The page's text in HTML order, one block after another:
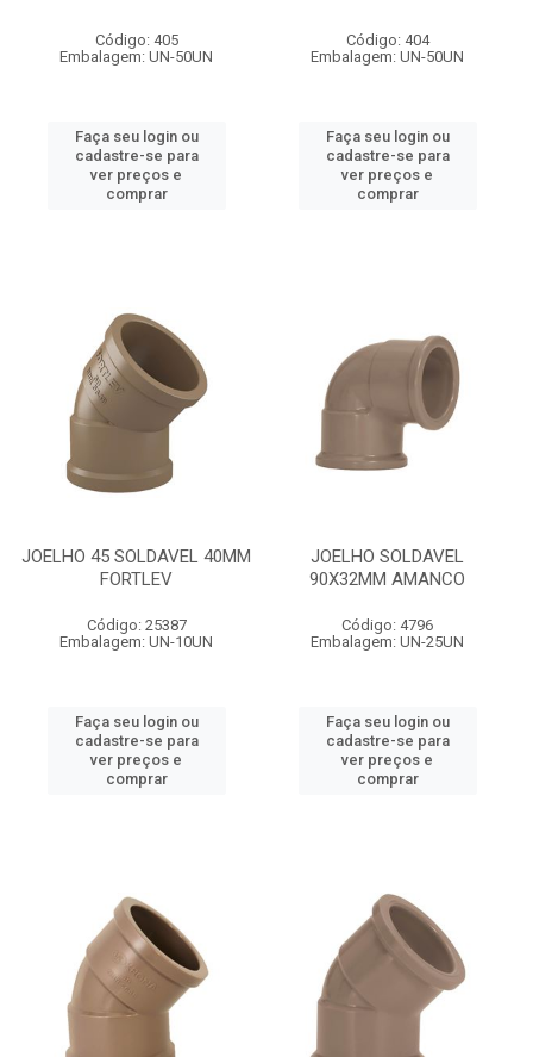
Código: 405
Embalagem: UN-50UN
Faça seu login ou
cadastre-se para
ver preços e
comprar
Código: 404
Embalagem: UN-50UN
Faça seu login ou
cadastre-se para
ver preços e
comprar
JOELHO 45 SOLDAVEL 40MM
FORTLEV
Código: 25387
Embalagem: UN-10UN
Faça seu login ou
cadastre-se para
ver preços e
comprar
JOELHO SOLDAVEL
90X32MM AMANCO
Código: 4796
Embalagem: UN-25UN
Faça seu login ou
cadastre-se para
ver preços e
comprar